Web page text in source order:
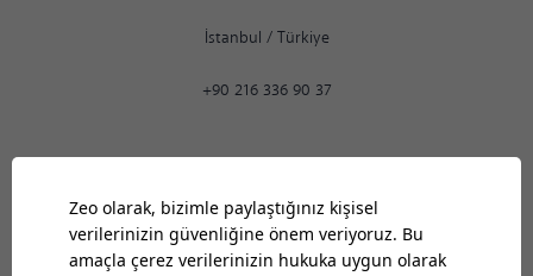
İstanbul / Türkiye
+90 216 336 90 37
Ankara
01:57 PM
9:30-18:30